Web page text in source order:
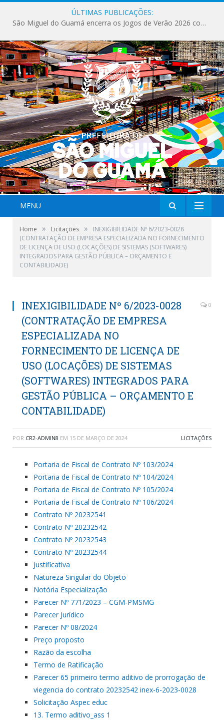
ÚLTIMAS PUBLICAÇÕES:
São Miguel do Guamá encerra os Jogos de Verão 2026 com sucesso de público e competições.
MENU
Home » Licitações »
INEXIGIBILIDADE Nº 6/2023-0028
(CONTRATAÇÃO DE EMPRESA ESPECIALIZADA NO FORNECIMENTO
DE LICENÇA DE USO (LOCAÇÕES) DE SISTEMAS (SOFTWARES)
INTEGRADOS PARA GESTÃO PÚBLICA – ORÇAMENTO E
CONTABILIDADE)
INEXIGIBILIDADE Nº 6/2023-0028
(CONTRATAÇÃO DE EMPRESA
ESPECIALIZADA NO
FORNECIMENTO DE LICENÇA DE
USO (LOCAÇÕES) DE SISTEMAS
(SOFTWARES) INTEGRADOS PARA
GESTÃO PÚBLICA – ORÇAMENTO E
CONTABILIDADE)
0
POR CR2-ADMIN8 EM 15 DE MARÇO DE 2024 LICITAÇÕES
Portaria de Fiscal de Contrato Nº 103/2024
Portaria de Fiscal de Contrato Nº 104/2024
Portaria de Fiscal de Contrato Nº 105/2024
Portaria de Fiscal de Contrato Nº 106/2024
Contrato Nº 20232541
Contrato Nº 20232542
Contrato Nº 20232543
Contrato Nº 20232544
Justificativa
Natureza Singular do Objeto
Notória Especialização
Parecer Nº 771/2023 – CGM-PMSMG
Parecer Jurídico
Parecer Nº 08/2024
Preço proposto
Razão da escolha
Termo de Ratificação
Parecer 65 primeiro termo aditivo de prorrogação de
viegencia do contrato 20232542 inex-6-2023-0028
Solicitação Aspec educ
13. Termo aditivo_ass 1